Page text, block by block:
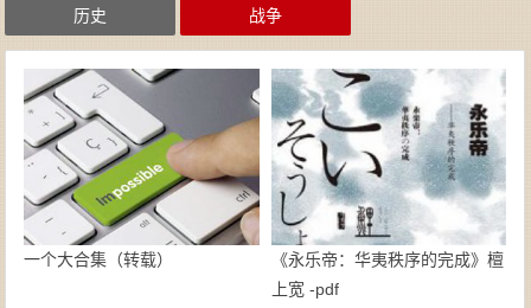
历史 战争
一个大合集（转载）
《永乐帝：华夷秩序的完成》檀
上宽 -pdf